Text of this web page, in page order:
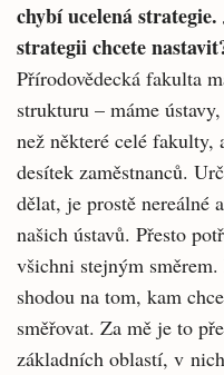
chybí ucelená
strategii chcete
Přírodovědecká fakulta
strukturu – máme
než některé celé
desítek zaměstnanců.
dělat, je prostě nereálné
našich ústavů. Přesto
všichni stejným
shodou na tom, kam
směřovat. Za mě je to
základních oblastí, v